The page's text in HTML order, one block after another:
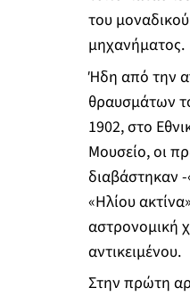
του
μηχανήματος.
Ήδη από την
θραυσμάτων
1902, στο
Μουσείο, οι
διαβάστηκαν
«Ηλίου
αστρονομική
αντικειμένου.
Στην πρώτη